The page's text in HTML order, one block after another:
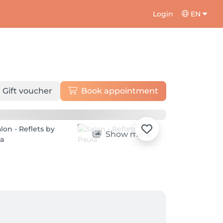
Login EN
Gift voucher Book appointment
Show more